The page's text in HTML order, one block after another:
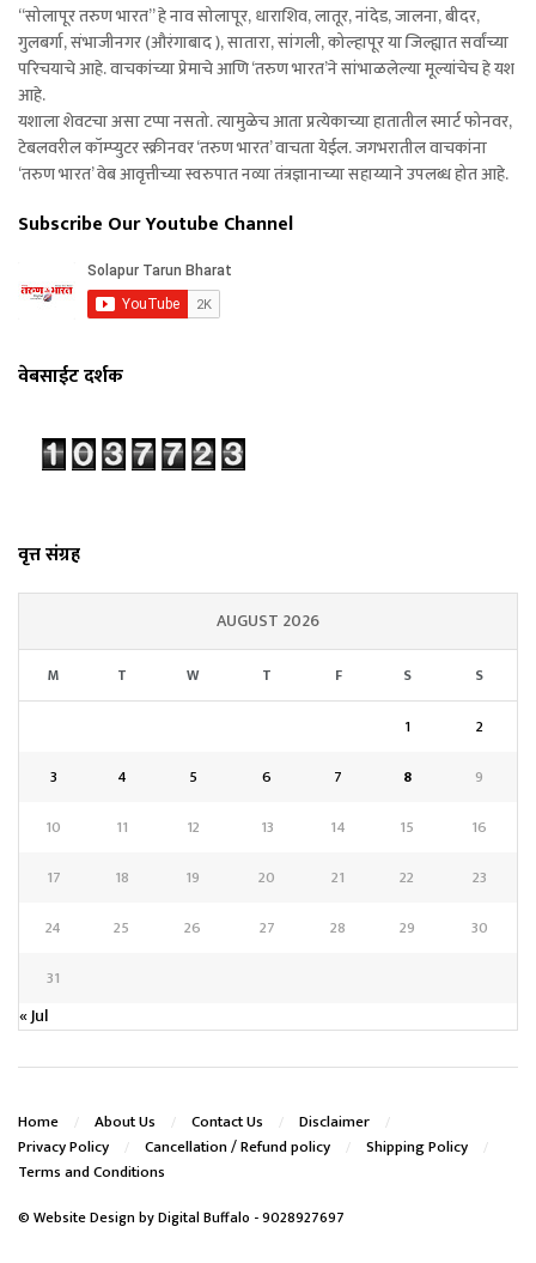
“सोलापूर तरुण भारत” हे नाव सोलापूर, धाराशिव, लातूर, नांदेड, जालना, बीदर,
गुलबर्गा, संभाजीनगर (औरंगाबाद ), सातारा, सांगली, कोल्हापूर या जिल्ह्यात सर्वांच्या
परिचयाचे आहे. वाचकांच्या प्रेमाचे आणि ‘तरुण भारत’ने सांभाळलेल्या मूल्यांचेच हे यश
आहे.
यशाला शेवटचा असा टप्पा नसतो. त्यामुळेच आता प्रत्येकाच्या हातातील स्मार्ट फोनवर,
टेबलवरील कॉम्प्युटर स्क्रीनवर ‘तरुण भारत’ वाचता येईल. जगभरातील वाचकांना
‘तरुण भारत’ वेब आवृत्तीच्या स्वरुपात नव्या तंत्रज्ञानाच्या सहाय्याने उपलब्ध होत आहे.
Subscribe Our Youtube Channel
वेबसाईट दर्शक
वृत्त संग्रह
AUGUST 2026
M T W T F S S
1
2
3
4 5 6 7 8
9
10
11 12 13 14 15
16
17
18 19 20 21 22
23
24
25 26 27 28 29
30
31
« Jul
Home About Us Contact Us
Disclaimer
Privacy Policy
Cancellation / Refund policy
Shipping Policy
Terms and Conditions
© Website Design byDigital Buffalo - 9028927697